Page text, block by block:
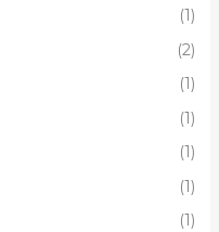
(1)
(2)
(1)
(1)
(1)
(1)
(1)